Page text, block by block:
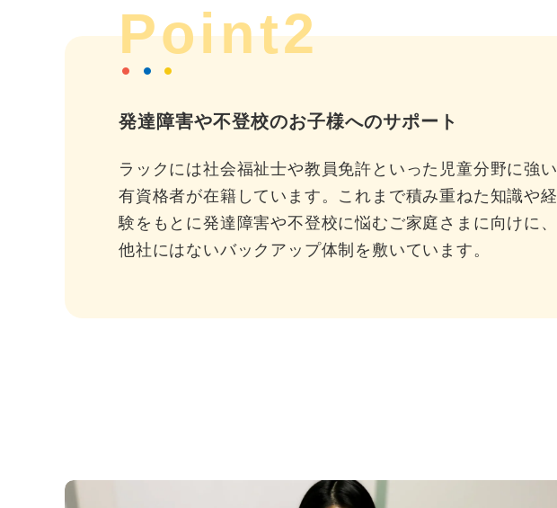
Point2
発達障害や不登校のお子様へのサポート
ラックには社会福祉士や教員免許といった児童分野に強い
有資格者が在籍しています。これまで積み重ねた知識や経
験をもとに発達障害や不登校に悩むご家庭さまに向けに、
他社にはないバックアップ体制を敷いています。